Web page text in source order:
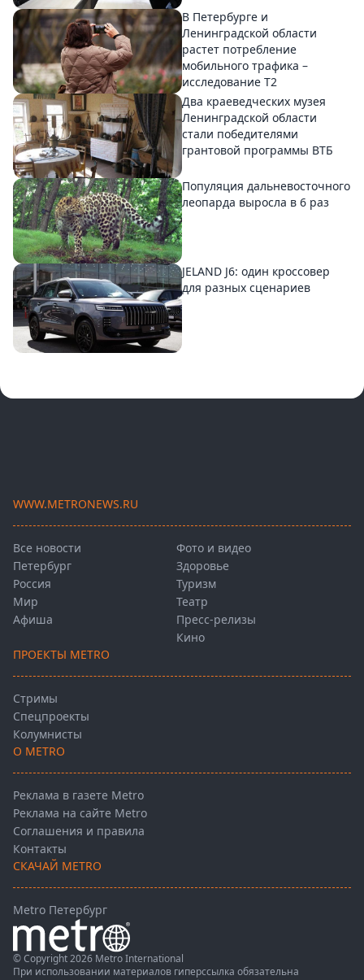
В Петербурге и
Ленинградской области
растет потребление
мобильного трафика –
исследование T2
Два краеведческих музея
Ленинградской области
стали победителями
грантовой программы ВТБ
Популяция дальневосточного
леопарда выросла в 6 раз
JELAND J6: один кроссовер
для разных сценариев
WWW.METRONEWS.RU
Все новости
Петербург
Россия
Мир
Афиша
Фото и видео
Здоровье
Туризм
Театр
Пресс-релизы
Кино
ПРОЕКТЫ METRO
Стримы
Спецпроекты
Колумнисты
О METRO
Реклама в газете Metro
Реклама на сайте Metro
Соглашения и правила
Контакты
СКАЧАЙ METRO
Metro Петербург
© Copyright 2026 Metro International
При использовании материалов гиперссылка обязательна